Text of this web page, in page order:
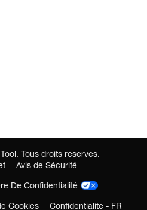
Tous droits réservés.
Avis de Sécurité
De Confidentialité
Cookies
Confidentialité - FR